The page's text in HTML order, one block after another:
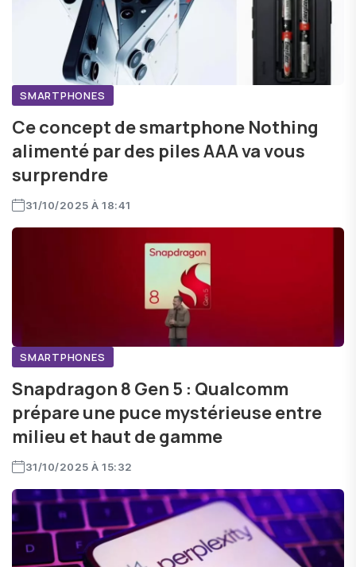
SMARTPHONES
Ce concept de smartphone Nothing
alimenté par des piles AAA va vous
surprendre
31/10/2025 À 18:41
SMARTPHONES
Snapdragon 8 Gen 5 : Qualcomm
prépare une puce mystérieuse entre
milieu et haut de gamme
31/10/2025 À 15:32